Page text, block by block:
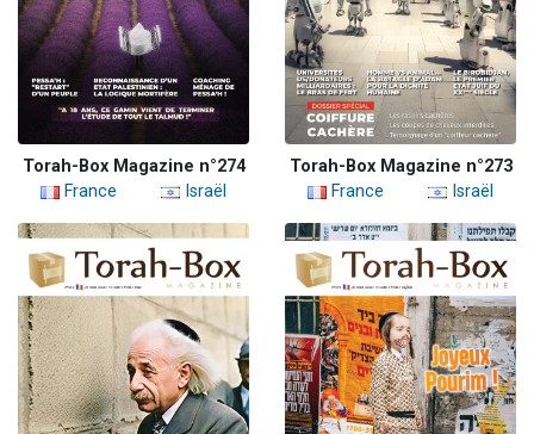
Torah-Box Magazine n°274
France
Israël
Torah-Box Magazine n°273
France
Israël